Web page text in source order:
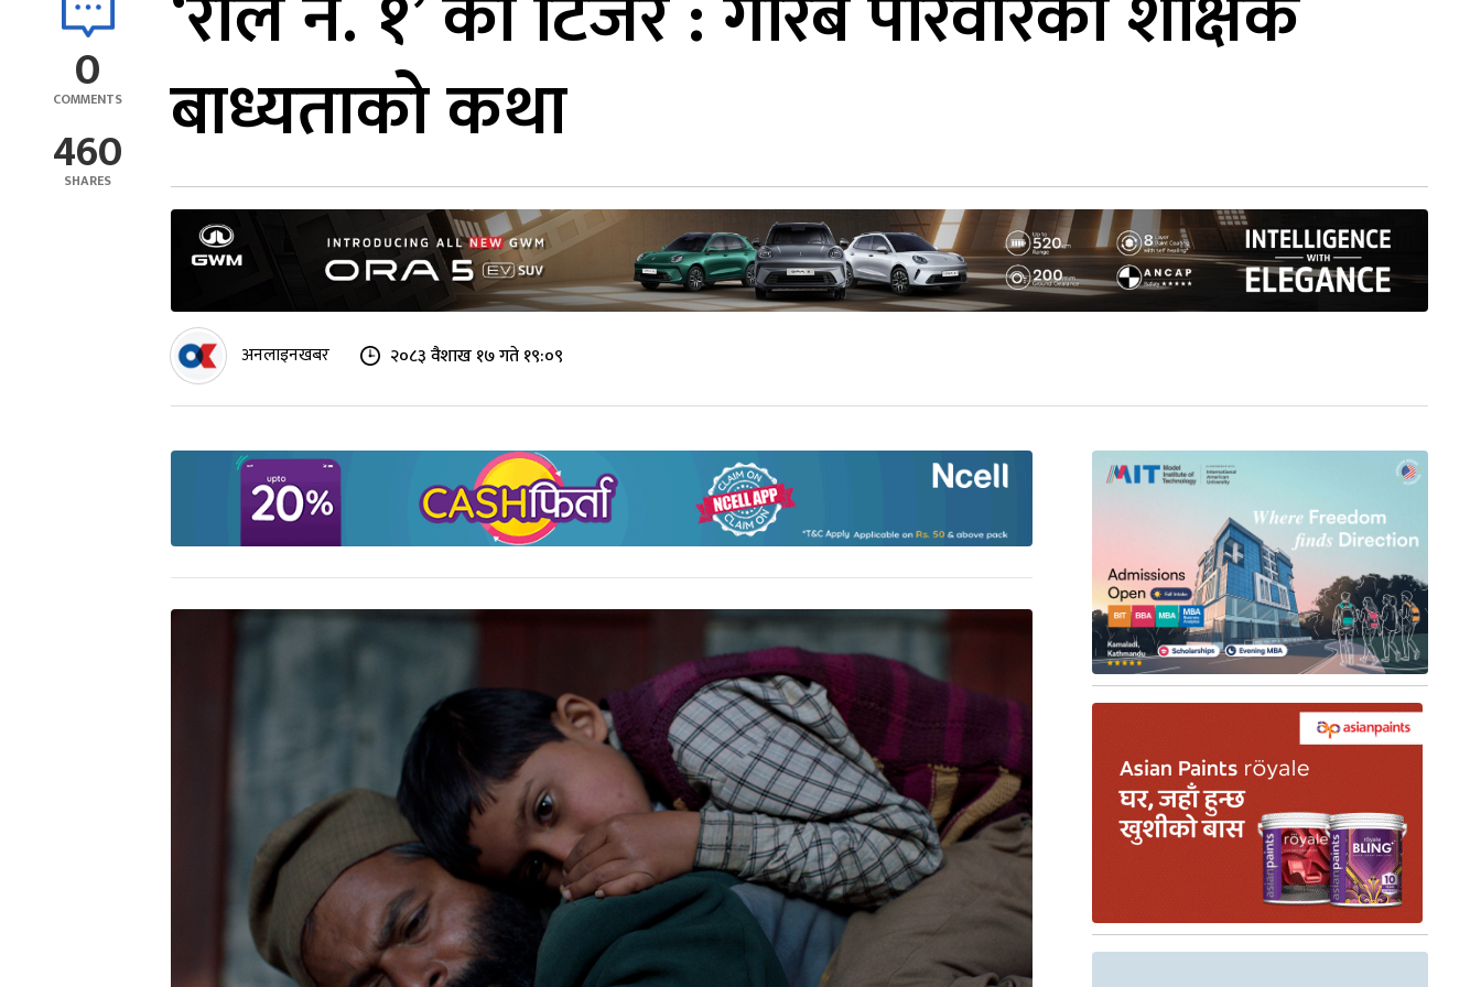
0
COMMENTS
460
SHARES
बाध्यताको कथा
अनलाइनखबर २०८३ वैशाख १७ गते १९:०९